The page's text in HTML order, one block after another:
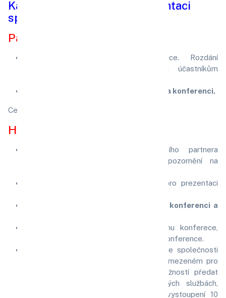
Kategorie a dispozice k prezentaci
společností.
Partner konference:
Představení při zahájení konference. Rozdání
propagačního letáčku o společnosti účastníkům
Účast jednoho zástupce společnosti na konferenci.
Cena:
Hlavní partner konference:
Představení společnosti jako hlavního partnera
konference v zahajovací části a upozornění na
Umístění loga v prostorách určených pro prezentaci
Účast dvou zástupců společnosti na konferenci a
Umístění loga společnosti na programu konferece,
který v tištěné podobě obdrží účastníci konference.
Stručné propagační vystoupení zástupce společnosti
během odborného programu (v čase vymezeném pro
propagační vystoupení partnerů) s možností předat
informace o společnosti, poskytovaných službách,
produktech, know-how v max. délce vystoupení 10